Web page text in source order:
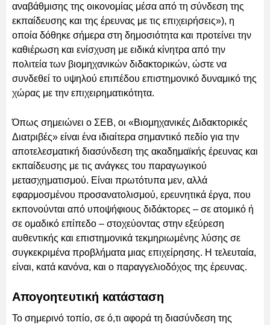
αναβάθμισης της οικονομίας μέσα από τη σύνδεση της
εκπαίδευσης και της έρευνας με τις επιχειρήσεις»), η
οποία δόθηκε σήμερα στη δημοσιότητα και προτείνει την
καθιέρωση και ενίσχυση με ειδικά κίνητρα από την
πολιτεία των βιομηχανικών διδακτορικών, ώστε να
συνδεθεί το υψηλού επιπέδου επιστημονικό δυναμικό της
χώρας με την επιχειρηματικότητα.
Όπως σημειώνει ο ΣΕΒ, οι «Βιομηχανικές Διδακτορικές
Διατριβές» είναι ένα ιδιαίτερα σημαντικό πεδίο για την
αποτελεσματική διασύνδεση της ακαδημαϊκής έρευνας και
εκπαίδευσης με τις ανάγκες του παραγωγικού
μετασχηματισμού. Είναι πρωτότυπα μεν, αλλά
εφαρμοσμένου προσανατολισμού, ερευνητικά έργα, που
εκπονούνται από υποψήφιους διδάκτορες – σε ατομικό ή
σε ομαδικό επίπεδο – στοχεύοντας στην εξεύρεση
αυθεντικής και επιστημονικά τεκμηριωμένης λύσης σε
συγκεκριμένα προβλήματα μιας επιχείρησης. Η τελευταία,
είναι, κατά κανόνα, και ο παραγγελιοδόχος της έρευνας.
Απογοητευτική κατάσταση
Το σημερινό τοπίο, σε ό,τι αφορά τη διασύνδεση της